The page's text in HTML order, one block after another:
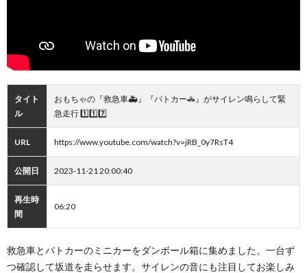
タイト
ル
おもちゃの『救急車🚑』『パトカー🚓』がサイレン鳴らして緊
急走行 1️⃣1️⃣7️⃣
URL https://www.youtube.com/watch?v=jRB_0y7RsT4
公開日 2023-11-21 20:00:40
再生時
間
06:20
救急車とパトカーのミニカーをダンボール箱に集めました。一台ず
つ確認して坂道を走らせます。サイレンの音にも注目してお楽しみ